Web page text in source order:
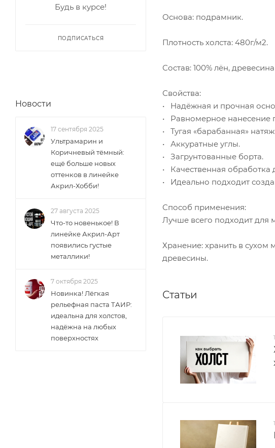
Основа: подрамник.
Плотность холста: 480г/м2.
Состав: 100% лён,
Свойства:
• Надёжная и прочная
• Равномерное нанесение
• Тугая «барабанная»
• Аккуратные углы.
• Загрунтованные борта.
• Качественная
• Идеально подходит
Способ применения:
Лучше всего подходит для
Хранение: хранить в
древесины.
Статьи
Будь в курсе!
ПОДПИСАТЬСЯ
Новости
17 сентября 2025
Ультрамарин и
Коричневый тёмный:
ещё больше новых
оттенков в линейке
Акрил-Хобби!
27 августа 2025
Что-то новенькое! В
линейке Акрил-Арт
появились густые
металлики!
7 октября 2025
Новинка! Лёгкая
рельефная паста ТАИР:
идеальна для холстов,
надёжна на любых
поверхностях